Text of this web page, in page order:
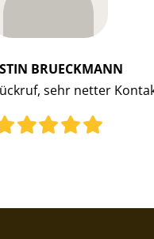
BRUECKMANN
sehr netter